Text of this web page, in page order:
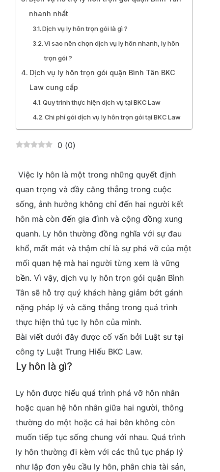
nhanh nhất
Dịch vụ ly hôn trọn gói là gì ?
Vì sao nên chọn dịch vụ ly hôn nhanh, ly hôn
trọn gói ?
Dịch vụ ly hôn trọn gói quận Bình Tân BKC
Law cung cấp
Quy trình thực hiện dịch vụ tại BKC Law
Chi phí gói dịch vụ ly hôn trọn gói tại BKC Law
0 (0)
Việc ly hôn là một trong những quyết định
quan trọng và đầy căng thẳng trong cuộc
sống, ảnh hưởng không chỉ đến hai người kết
hôn mà còn đến gia đình và cộng đồng xung
quanh. Ly hôn thường đồng nghĩa với sự đau
khổ, mất mát và thậm chí là sự phá vỡ của một
mối quan hệ mà hai người từng xem là vững
bền. Vì vậy, dịch vụ ly hôn trọn gói quận Bình
Tân sẽ hỗ trợ quý khách hàng giảm bớt gánh
nặng pháp lý và căng thẳng trong quá trình
thực hiện thủ tục ly hôn của mình.
Bài viết dưới đây được cố vấn bởi Luật sư tại
công ty Luật Trung Hiếu BKC Law.
Ly hôn là gì?
Ly hôn được hiểu quá trình phá vỡ hôn nhân
hoặc quan hệ hôn nhân giữa hai người, thông
thường do một hoặc cả hai bên không còn
muốn tiếp tục sống chung với nhau. Quá trình
ly hôn thường đi kèm với các thủ tục pháp lý
như lập đơn yêu cầu ly hôn, phân chia tài sản,